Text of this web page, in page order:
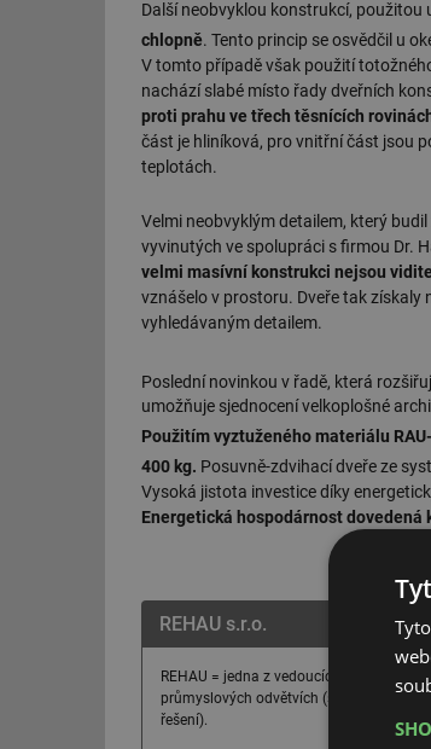
Další neobvyklou konstrukcí, použitou
chlopně. Tento princip se osvědčil u
V tomto případě však použití
nachází slabé místo řady dveřních
proti prahu ve třech těsnících
část je hliníková, pro vnitřní část jsou
teplotách.
Velmi neobvyklým detailem, který
vyvinutých ve spolupráci s firmou Dr.
velmi masívní konstrukci nejsou
vznášelo v prostoru. Dveře tak
vyhledávaným detailem.
Poslední novinkou v řadě, která
umožňuje sjednocení velkoplošné
Použitím vyztuženého materiálu
400 kg. Posuvně-zdvihací dveře ze
Vysoká jistota investice díky
Energetická hospodárnost dovedená
REHAU s.r.o.
REHAU = jedna z vedoucích prémiových
průmyslových odvětvích (stavební
řešení).